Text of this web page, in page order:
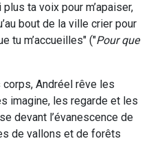
plus ta voix pour m’apaiser,
bout de la ville crier pour
tu m’accueilles" ("Pour que
Andréel rêve les
imagine, les regarde et les
devant l’évanescence de
de vallons et de forêts